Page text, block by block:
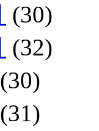
(30)
(32)
(30)
(31)